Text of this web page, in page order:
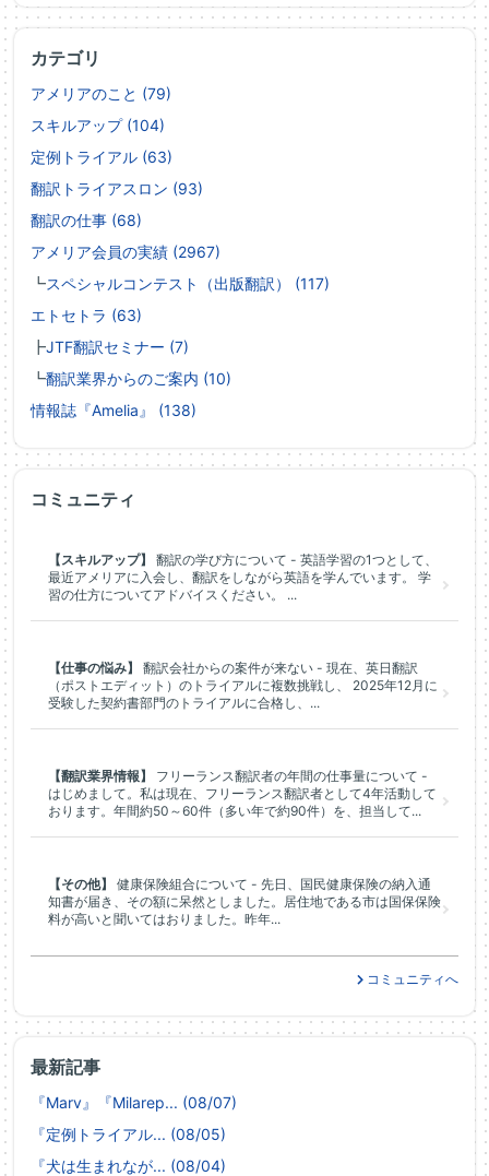
カテゴリ
アメリアのこと (79)
スキルアップ (104)
定例トライアル (63)
翻訳トライアスロン (93)
翻訳の仕事 (68)
アメリア会員の実績 (2967)
┗スペシャルコンテスト（出版翻訳） (117)
エトセトラ (63)
┣JTF翻訳セミナー (7)
┗翻訳業界からのご案内 (10)
情報誌『Amelia』 (138)
最新記事
『Marv』『Milarep... (08/07)
『定例トライアル... (08/05)
『犬は生まれなが... (08/04)
コミュニティ
【スキルアップ】
翻訳の学び方について - 英語学習の1つとして、
最近アメリアに入会し、翻訳をしながら英語を学んでいます。 学
習の仕方についてアドバイスください。 ...
【仕事の悩み】
翻訳会社からの案件が来ない - 現在、英日翻訳
（ポストエディット）のトライアルに複数挑戦し、 2025年12月に
受験した契約書部門のトライアルに合格し、...
【翻訳業界情報】
フリーランス翻訳者の年間の仕事量について -
はじめまして。私は現在、フリーランス翻訳者として4年活動して
おります。年間約50～60件（多い年で約90件）を、担当して...
【その他】
健康保険組合について - 先日、国民健康保険の納入通
知書が届き、その額に呆然としました。居住地である市は国保保険
料が高いと聞いてはおりました。昨年...
コミュニティへ